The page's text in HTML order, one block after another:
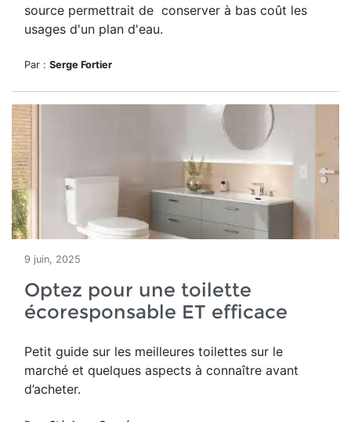
source permettrait de conserver à bas coût les
usages d'un plan d'eau.
Par : Serge Fortier
9 juin, 2025
Optez pour une toilette
écoresponsable ET efficace
Petit guide sur les meilleures toilettes sur le
marché et quelques aspects à connaître avant
d’acheter.